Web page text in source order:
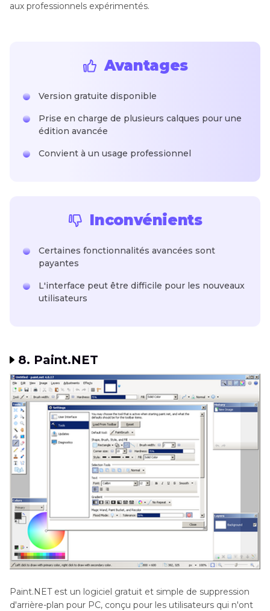
aux professionnels expérimentés.
Avantages
Version gratuite disponible
Prise en charge de plusieurs calques pour une
édition avancée
Convient à un usage professionnel
Inconvénients
Certaines fonctionnalités avancées sont
payantes
L'interface peut être difficile pour les nouveaux
utilisateurs
8. Paint.NET
Paint.NET est un logiciel gratuit et simple de suppression
d'arrière-plan pour PC, conçu pour les utilisateurs qui n'ont